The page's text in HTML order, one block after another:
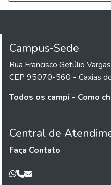
Campus-Sede
Rua Francisco Getúlio
CEP 95070-560 - Caxias
Todos os campi - Como
Central de
Faça Contato